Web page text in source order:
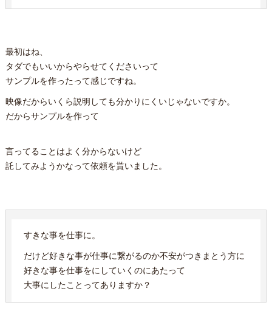
最初はね、
タダでもいいからやらせてくださいって
サンプルを作ったって感じですね。
映像だからいくら説明しても分かりにくいじゃないですか。
だからサンプルを作って
言ってることはよく分からないけど
託してみようかなって依頼を貰いました。
すきな事を仕事に。
だけど好きな事が仕事に繋がるのか不安がつきまとう方に
好きな事を仕事をにしていくのにあたって
大事にしたことってありますか？